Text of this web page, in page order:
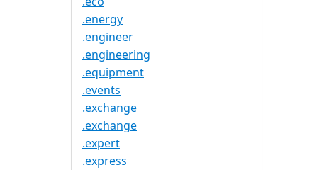
.energy
.engineer
.engineering
.equipment
.events
.exchange
.exchange
.expert
.express